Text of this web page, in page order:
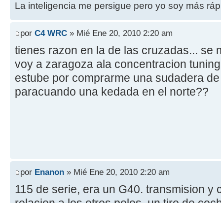
La inteligencia me persigue pero yo soy más
por C4 WRC » Mié Ene 20, 2010 2:20 am
tienes razon en la de las cruzadas... se
voy a zaragoza ala concentracion
estube por comprarme una sudadera
paracuando una kedada en el norte??
por Enanon » Mié Ene 20, 2010 2:20 am
115 de serie, era un G40. transmision y